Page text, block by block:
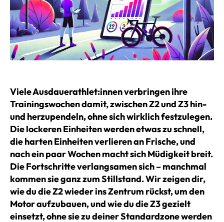
Viele Ausdauerathlet:innen verbringen ihre
Trainingswochen damit, zwischen Z2 und Z3 hin-
und herzupendeln, ohne sich wirklich festzulegen.
Die lockeren Einheiten werden etwas zu schnell,
die harten Einheiten verlieren an Frische, und
nach ein paar Wochen macht sich Müdigkeit breit.
Die Fortschritte verlangsamen sich – manchmal
kommen sie ganz zum Stillstand. Wir zeigen dir,
wie du die Z2 wieder ins Zentrum rückst, um den
Motor aufzubauen, und wie du die Z3 gezielt
einsetzt, ohne sie zu deiner Standardzone werden